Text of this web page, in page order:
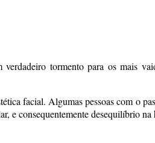
tormento para os mais
facial. Algumas pessoas com o
e consequentemente desequilíbrio